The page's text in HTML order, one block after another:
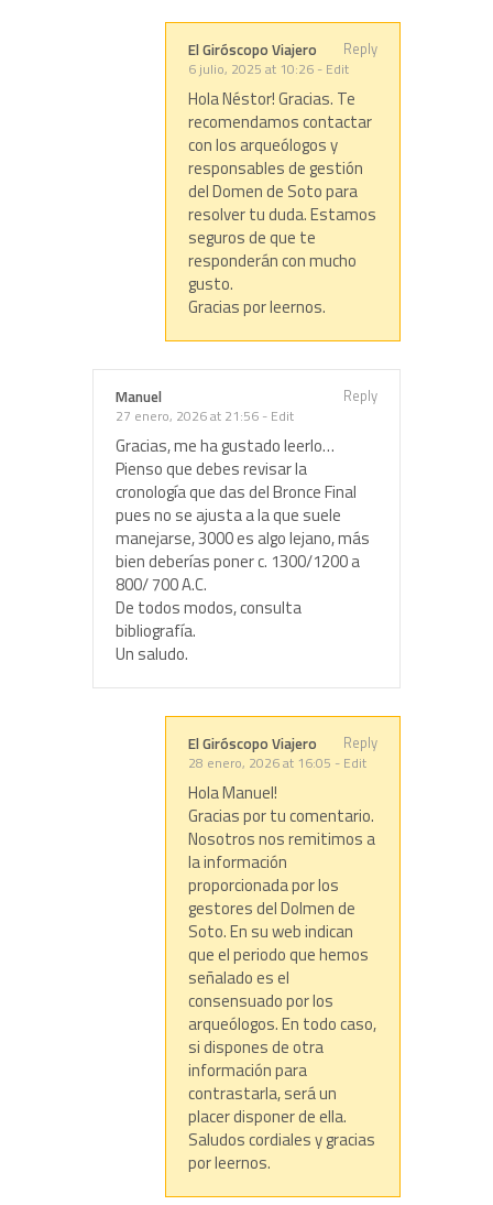
El Giróscopo Viajero
6 julio, 2025 at 10:26 - Edit
Reply
Hola Néstor! Gracias. Te
recomendamos contactar
con los arqueólogos y
responsables de gestión
del Domen de Soto para
resolver tu duda. Estamos
seguros de que te
responderán con mucho
gusto.
Gracias por leernos.
Manuel
27 enero, 2026 at 21:56 - Edit
Reply
Gracias, me ha gustado leerlo…
Pienso que debes revisar la
cronología que das del Bronce Final
pues no se ajusta a la que suele
manejarse, 3000 es algo lejano, más
bien deberías poner c. 1300/1200 a
800/ 700 A.C.
De todos modos, consulta
bibliografía.
Un saludo.
El Giróscopo Viajero
28 enero, 2026 at 16:05 - Edit
Reply
Hola Manuel!
Gracias por tu comentario.
Nosotros nos remitimos a
la información
proporcionada por los
gestores del Dolmen de
Soto. En su web indican
que el periodo que hemos
señalado es el
consensuado por los
arqueólogos. En todo caso,
si dispones de otra
información para
contrastarla, será un
placer disponer de ella.
Saludos cordiales y gracias
por leernos.